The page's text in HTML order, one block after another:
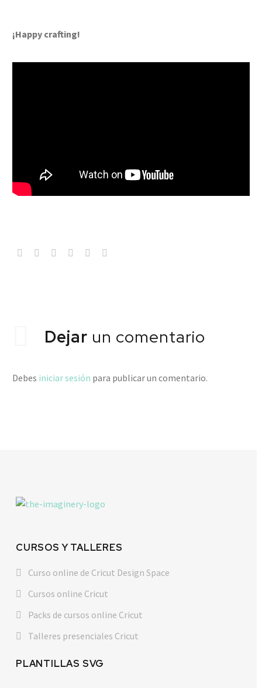
¡Happy crafting!
Dejar un comentario
Debes iniciar sesión para publicar un comentario.
CURSOS Y TALLERES
Curso online de Cricut Design Space
Cursos online Cricut
Packs de cursos online Cricut
Talleres presenciales Cricut
PLANTILLAS SVG